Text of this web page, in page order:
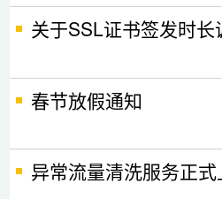
关于SSL证书签发时长
春节放假通知
异常流量清洗服务正式